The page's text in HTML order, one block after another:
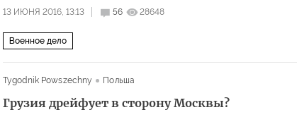
13 ИЮНЯ 2016, 13:13 56 28648
Военное дело
Tygodnik Powszechny Польша
Грузия дрейфует в сторону Москвы?